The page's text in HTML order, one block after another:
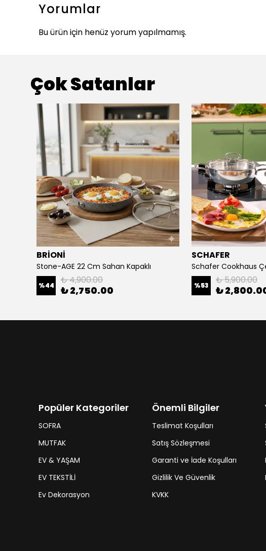
Yorumlar
Bu ürün için henüz yorum yapılmamış.
Çok Satanlar
BRİONİ
Stone-AGE 22 Cm Sahan Kapaklı
%44 ₺ 4,900.00
₺ 2,750.00
SCHAFER
%53 ₺ 5,900.00
₺
Popüler Kategoriler
SOFRA
MUTFAK
EV & YAŞAM
EV TEKSTİLİ
Ev Dekorasyon
Önemli Bilgiler
Teslimat Koşulları
Satış Sözleşmesi
Garanti ve İade Koşulları
Gizlilik Ve Güvenlik
KVKK